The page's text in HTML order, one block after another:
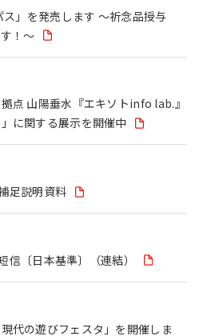
ス」を発売します ～祈念品授与
！～
点 山陽垂水『エキソトinfo lab.』
に関する展示を開催中
足説明資料
〔日本基準〕（連結）
代の遊びフェスタ」を開催しま